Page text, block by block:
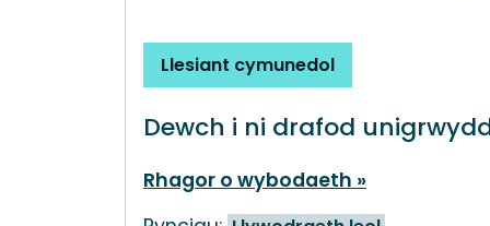
Llesiant cymunedol
Dewch i ni drafod
Rhagor o wybodaeth